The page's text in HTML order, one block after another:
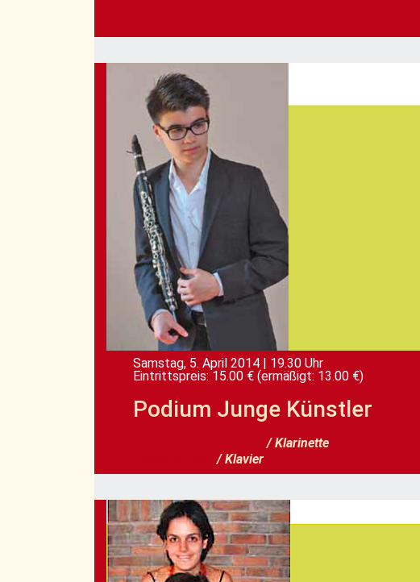
Samstag, 5. April 2014 | 19.30 Uhr
Eintrittspreis: 15.00 € (ermäßigt: 13.00 €)
Podium Junge Künstler
/ Klarinette
/ Klavier